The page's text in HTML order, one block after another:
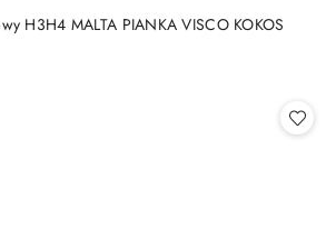
H3H4 MALTA PIANKA VISCO KOKOS